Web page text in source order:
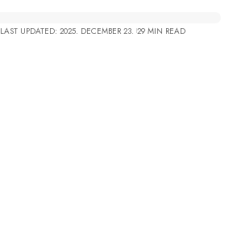
LAST UPDATED: 2025. DECEMBER 23. 29 MIN READ